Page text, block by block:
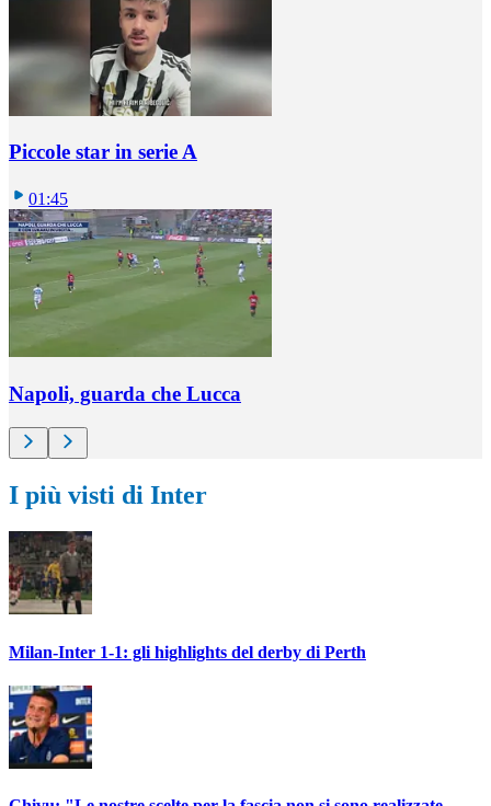
Piccole star in serie A
01:45
Napoli, guarda che Lucca
I più visti di Inter
Milan-Inter 1-1: gli highlights del derby di Perth